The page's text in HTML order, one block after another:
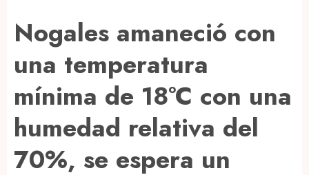
Nogales amaneció con
una temperatura
mínima de 18°C con una
humedad relativa del
70%, se espera un